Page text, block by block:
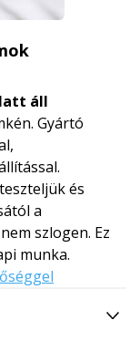
áll
Gyártó
és
a
szlogen. Ez
munka.